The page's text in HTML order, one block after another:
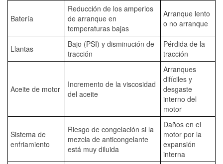
Batería
Reducción de los amperios
de arranque en
temperaturas bajas
Arranque lento
o no arranque
Llantas
Bajo (PSI) y disminución de
tracción
Pérdida de la
tracción
Aceite de motor
Incremento de la viscosidad
del aceite
Arranques
difíciles y
desgaste
interno del
motor
Sistema de
enfriamiento
Riesgo de congelación si la
mezcla de anticongelante
está muy diluida
Daños en el
motor por la
expansión
interna